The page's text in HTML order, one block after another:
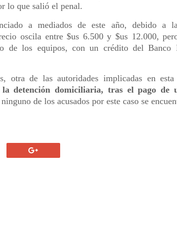
lo que salió el penal.
a mediados de este año, debido a
oscila entre $us 6.500 y $us 12.000,
de los equipos, con un crédito del Banco
otra de las autoridades implicadas en esta
detención domiciliaria, tras el pago de
de los acusados por este caso se